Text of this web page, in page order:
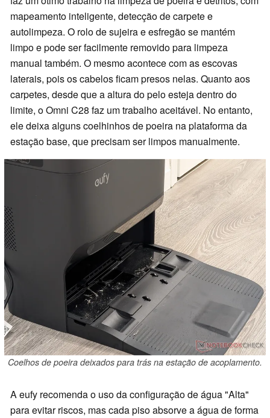
mapeamento inteligente, detecção de carpete e
autolimpeza. O rolo de sujeira e esfregão se mantém
limpo e pode ser facilmente removido para limpeza
manual também. O mesmo acontece com as escovas
laterais, pois os cabelos ficam presos nelas. Quanto aos
carpetes, desde que a altura do pelo esteja dentro do
limite, o Omni C28 faz um trabalho aceitável. No entanto,
ele deixa alguns coelhinhos de poeira na plataforma da
estação base, que precisam ser limpos manualmente.
Coelhos de poeira deixados para trás na estação de acoplamento.
A eufy recomenda o uso da configuração de água "Alta"
para evitar riscos, mas cada piso absorve a água de forma